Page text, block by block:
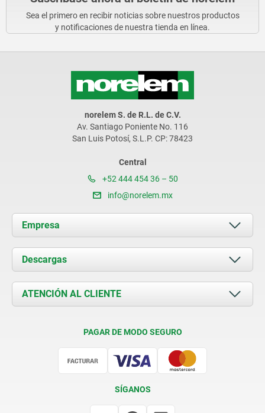
Sea el primero en recibir noticias sobre nuestros productos
y notificaciones de nuestra tienda en línea.
norelem S. de R.L. de C.V.
Av. Santiago Poniente No. 116
San Luis Potosí, S.L.P. CP: 78423
Central
+52 444 454 36 – 50
info@norelem.mx
Empresa
Acerca de nosotros
Novedades
Contacto
Descargas
Documents
ATENCIÓN AL CLIENTE
PAGAR DE MODO SEGURO
SÍGANOS